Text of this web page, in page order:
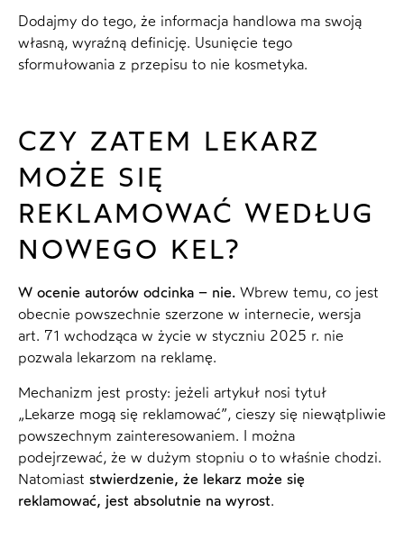
Dodajmy do tego, że informacja handlowa ma swoją
własną, wyraźną definicję. Usunięcie tego
sformułowania z przepisu to nie kosmetyka.
CZY ZATEM LEKARZ
MOŻE SIĘ
REKLAMOWAĆ WEDŁUG
NOWEGO KEL?
W ocenie autorów odcinka – nie. Wbrew temu, co jest
obecnie powszechnie szerzone w internecie, wersja
art. 71 wchodząca w życie w styczniu 2025 r. nie
pozwala lekarzom na reklamę.
Mechanizm jest prosty: jeżeli artykuł nosi tytuł
„Lekarze mogą się reklamować”, cieszy się niewątpliwie
powszechnym zainteresowaniem. I można
podejrzewać, że w dużym stopniu o to właśnie chodzi.
Natomiast stwierdzenie, że lekarz może się
reklamować, jest absolutnie na wyrost.